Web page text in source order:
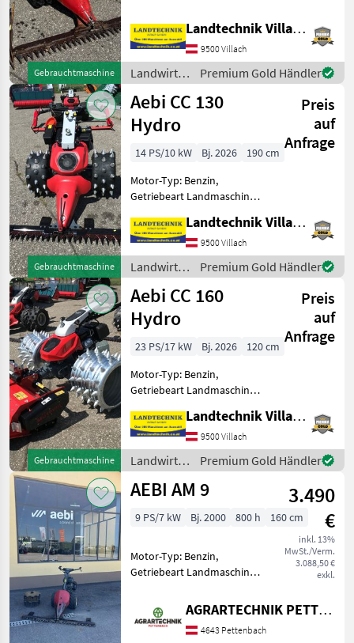
Gebrauchtmaschine
Motormäher mit MAG 4-
Takt-Motor, Getriebe mit 2
Vorwärts und 1
Rückwertsgang, Mähbalken
1, 45 m mit Schwadbrett, Re
Landtechnik Villach GmbH
9500 Villach
Landwirtsch.
Motorfahrzeuge
/ Aebi
Premium Gold Händler
Gebrauchtmaschine
Aebi CC 130
Hydro
Preis
auf
Anfrage
14 PS/10 kW Bj. 2026
190 cm
Motor-Typ: Benzin,
Getriebeart Landmaschine:
Zylinderanzahl: 1 Zylinder,
Lenkbremse, Fingerbalken,
Stachelwalzen, E-Starter,
Ölkühler,
Lenkhebellenkung, Ra
Landtechnik Villach GmbH
9500 Villach
Landwirtsch.
Motorfahrzeuge
/ Aebi
Premium Gold Händler
Gebrauchtmaschine
Aebi CC 160
Hydro
Preis
auf
Anfrage
23 PS/17 kW Bj. 2026
120 cm
Motor-Typ: Benzin,
Getriebeart Landmaschine:
Zylinderanzahl: 2 Zylinder,
Lenkbremse,
Stachelwalzen, E-Starter,
Ölkühler,
Lenkhebellenkung,
Grafikdisplay, R
Landtechnik Villach GmbH
9500 Villach
Landwirtsch.
Motorfahrzeuge
/ Aebi
Premium Gold Händler
AEBI AM 9
3.490
€
inkl. 13%
MwSt./Verm.
3.088,50 €
exkl.
9 PS/7 kW Bj. 2000 800 h 160 cm
Motor-Typ: Benzin,
Getriebeart Landmaschine:
Fingerbalken Perfekt
erhaltener AEBI AM9 mit
einem Freischnittbalken 1,
AGRARTECHNIK PETTENBACH GMBH
4643 Pettenbach